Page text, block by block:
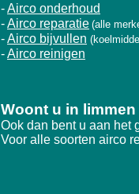
-Airco onderhoud
-Airco reparatie (alle
-Airco bijvullen
-Airco reinigen
Woont u in limmen
Ook dan bent u aan het
Voor alle soorten airco